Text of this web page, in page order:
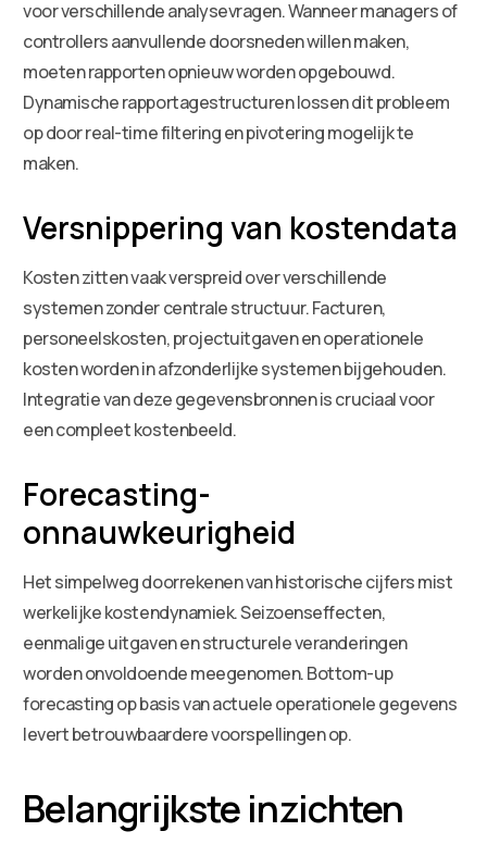
voor verschillende analysevragen. Wanneer managers of
controllers aanvullende doorsneden willen maken,
moeten rapporten opnieuw worden opgebouwd.
Dynamische rapportagestructuren lossen dit probleem
op door real-time filtering en pivotering mogelijk te
maken.
Versnippering van kostendata
Kosten zitten vaak verspreid over verschillende
systemen zonder centrale structuur. Facturen,
personeelskosten, projectuitgaven en operationele
kosten worden in afzonderlijke systemen bijgehouden.
Integratie van deze gegevensbronnen is cruciaal voor
een compleet kostenbeeld.
Forecasting-
onnauwkeurigheid
Het simpelweg doorrekenen van historische cijfers mist
werkelijke kostendynamiek. Seizoenseffecten,
eenmalige uitgaven en structurele veranderingen
worden onvoldoende meegenomen. Bottom-up
forecasting op basis van actuele operationele gegevens
levert betrouwbaardere voorspellingen op.
Belangrijkste inzichten